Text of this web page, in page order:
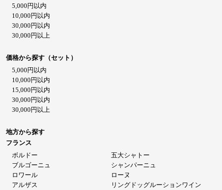
5,000円以内
10,000円以内
30,000円以内
30,000円以上
価格から探す（セット）
5,000円以内
10,000円以内
15,000円以内
30,000円以内
30,000円以上
地方から探す
フランス
ボルドー
五大シャトー
ブルゴーニュ
シャンパーニュ
ロワール
ローヌ
アルザス
リングドッグルーションワイン